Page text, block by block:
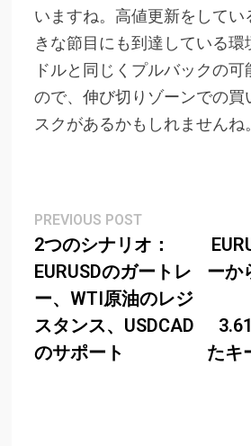
いますね。高値更新をしてい
きな節目にも到達している環
ドルと同じくプルバックの
ので、伸び切りゾーンでの買
スクがあるかもしれませんね。
Post
navigation
PREVIOUS POSTPrevious
post:
2つのシナリオ：
EURUSDのガートレ
ー、WTI原油のレジ
スタンス、USDCAD
のサポート
ーか
たキ